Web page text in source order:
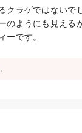
クラゲではないで
のようにも見える
ーです。